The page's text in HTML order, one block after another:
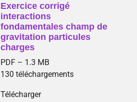
Exercice corrigé
interactions
fondamentales champ de
gravitation particules
charges
PDF – 1.3 MB
130 téléchargements
Télécharger